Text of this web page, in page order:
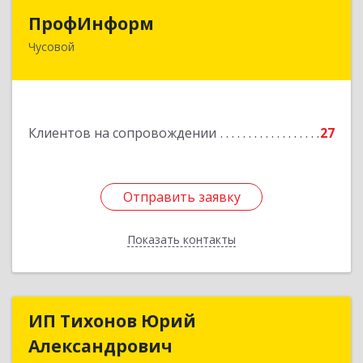
ПрофИнформ
Чусовой
Клиентов на сопровождении 27
Отправить заявку
Показать контакты
618204, Пермский край, г.о. Чусовской, Чусовой
Отправить заявку
Назад
ИП Тихонов Юрий
Александрович
ИП Тихонов Юрий